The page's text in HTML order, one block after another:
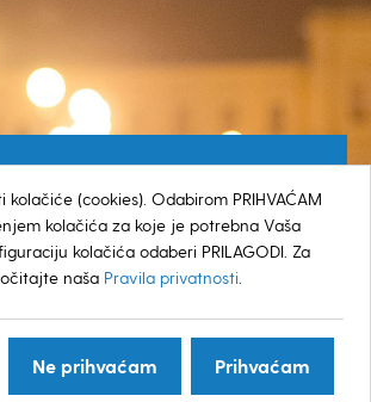
385 048
© GRAD KOPRIVNICA
kolačiće (cookies). Odabirom PRIHVAĆAM
kolačića za koje je potrebna Vaša
kolačića odaberi PRILAGODI. Za
naša Pravila privatnosti
Ne prihvaćam Prihvaćam